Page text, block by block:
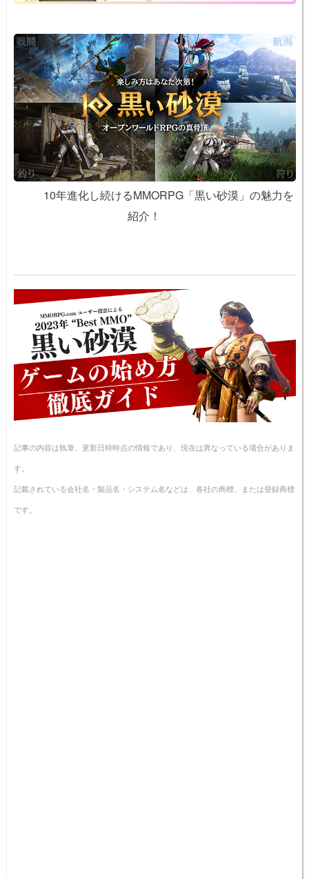
10年進化し続けるMMORPG「黒い砂漠」の魅力を
紹介！
記事の内容は執筆、更新日時時点の情報であり、現在は異なっている場合がありま
す。
記載されている会社名・製品名・システム名などは、各社の商標、または登録商標
です。